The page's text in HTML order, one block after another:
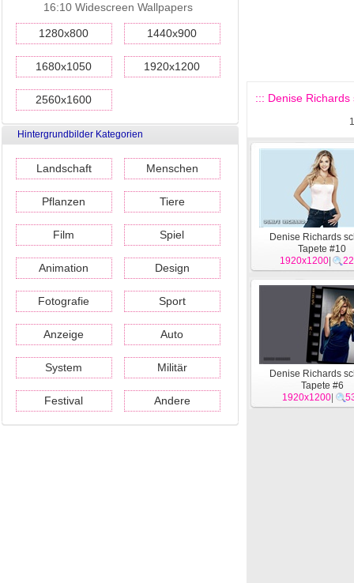
16:10 Widescreen Wallpapers
1280x800 1440x900
1680x1050 1920x1200
2560x1600
Hintergrundbilder Kategorien
Landschaft Menschen
Pflanzen Tiere
Film Spiel
Animation Design
Fotografie Sport
Anzeige Auto
System Militär
Festival Andere
::: Denise
Denise Richards
Tapete #10
1920x1200
Denise Richards
Tapete #6
1920x1200